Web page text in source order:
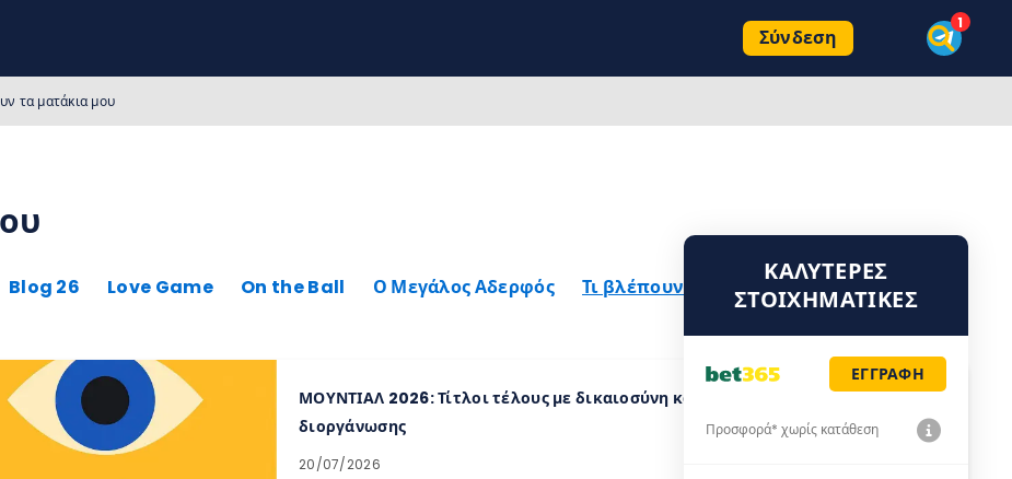
Σύνδεση
τα ματάκια μου
Blog 26 Love Game On the Ball Ο Μεγάλος Αδερφός
Τι βλέπουν τα ματάκια μου
ΜΟΥΝΤΙΑΛ 2026: Τίτλοι τέλους με δικαιοσύνη και η καλύτερη 11αδα της
διοργάνωσης
20/07/2026
ΚΑΛΎΤΕΡΕΣ
ΣΤΟΙΧΗΜΑΤΙΚΈΣ
ΕΓΓΡΑΦΗ
Προσφορά* χωρίς κατάθεση